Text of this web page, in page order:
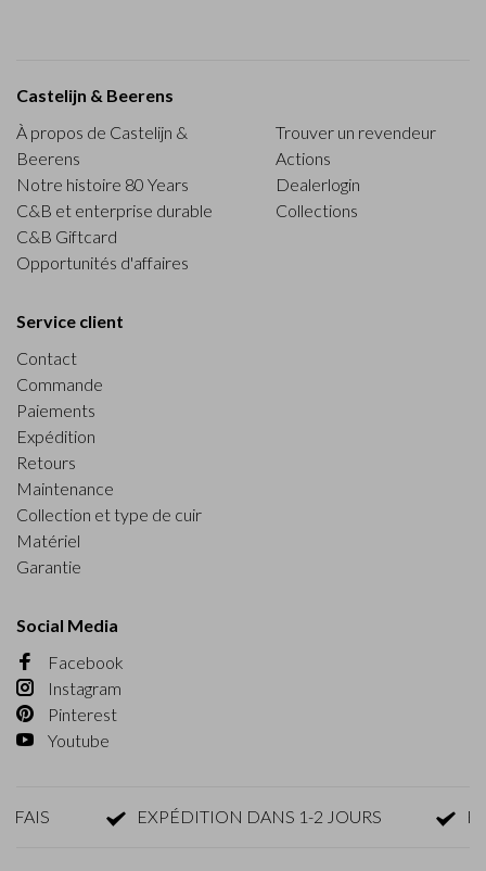
Castelijn & Beerens
À propos de Castelijn &
Beerens
Notre histoire 80 Years
C&B et enterprise durable
C&B Giftcard
Opportunités d'affaires
Trouver un revendeur
Actions
Dealerlogin
Collections
Service client
Contact
Commande
Paiements
Expédition
Retours
Maintenance
Collection et type de cuir
Matériel
Garantie
Social Media
Facebook
Instagram
Pinterest
Youtube
EXPÉDITION DANS 1-2 JOURS